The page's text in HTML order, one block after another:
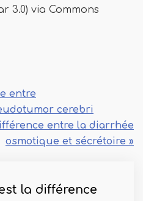
3.0) via Commons
entre
cerebri
entre la diarrhée
osmotique et sécrétoire »
la différence